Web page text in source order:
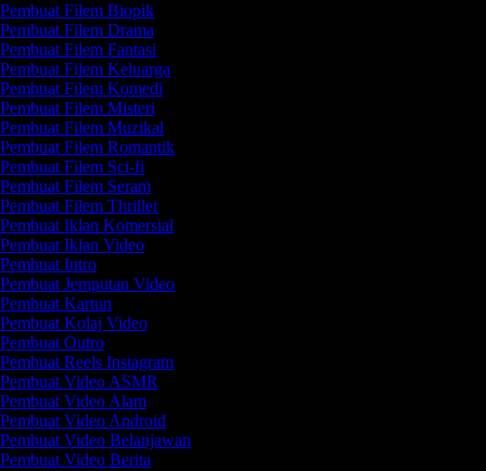
Filem Biopik
Filem Drama
Filem Fantasi
Filem Keluarga
Filem Komedi
Filem Misteri
Filem Muzikal
Filem Romantik
Filem Sci-fi
Filem Seram
Filem Thriller
Iklan Komersial
Iklan Video
Intro
Jemputan Video
Kartun
Kolaj Video
Outro
Reels Instagram
Video ASMR
Video Alam
Video Android
Video Belanjawan
Video Berita